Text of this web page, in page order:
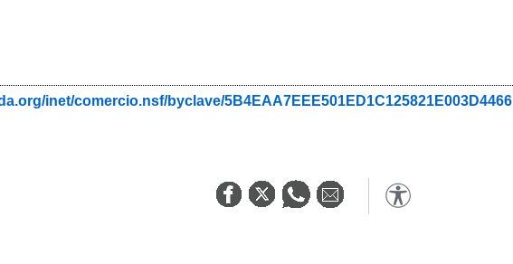
inet/comercio.nsf/byclave/5B4EAA7EEE501ED1C125821E003D4466